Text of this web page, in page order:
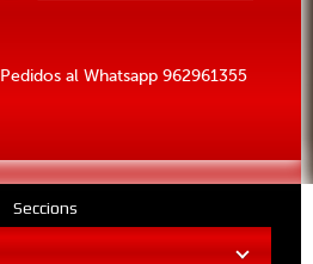
Pedidos al Whatsapp 962961355
Seccions